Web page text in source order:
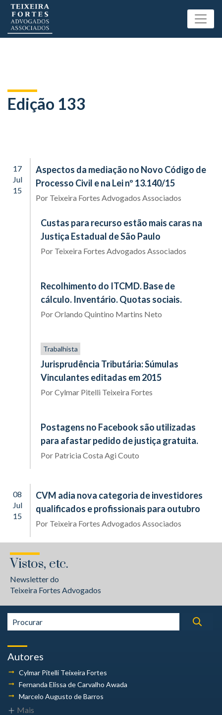
Edição 133
17
Jul
15
Aspectos da mediação no Novo Código de
Processo Civil e na Lei nº 13.140/15
Por Teixeira Fortes Advogados Associados
Custas para recurso estão mais caras na
Justiça Estadual de São Paulo
Por Teixeira Fortes Advogados Associados
Recolhimento do ITCMD. Base de
cálculo. Inventário. Quotas sociais.
PorOrlando Quintino Martins Neto
Trabalhista
Jurisprudência Tributária: Súmulas
Vinculantes editadas em 2015
PorCylmar Pitelli Teixeira Fortes
Postagens no Facebook são utilizadas
para afastar pedido de justiça gratuita.
Por Patricia Costa Agi Couto
08
Jul
15
CVM adia nova categoria de investidores
qualificados e profissionais para outubro
Por Teixeira Fortes Advogados Associados
Vistos, etc.
Newsletter do
Teixeira Fortes Advogados
Autores
Cylmar Pitelli Teixeira Fortes
Fernanda Elissa de Carvalho Awada
Marcelo Augusto de Barros
Mais